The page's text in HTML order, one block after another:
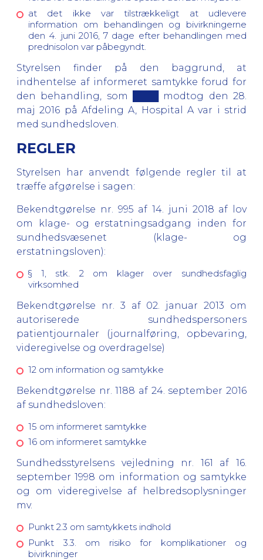
at det ikke var tilstrækkeligt at udlevere
information om behandlingen og bivirkningerne
den 4. juni 2016, 7 dage efter behandlingen med
prednisolon var påbegyndt.
Styrelsen finder på den baggrund, at
indhentelse af informeret samtykke forud for
den behandling, som ████ modtog den 28.
maj 2016 på Afdeling A, Hospital A var i strid
med sundhedsloven.
REGLER
Styrelsen har anvendt følgende regler til at
træffe afgørelse i sagen:
Bekendtgørelse nr. 995 af 14. juni 2018 af lov
om klage- og erstatningsadgang inden for
sundhedsvæsenet (klage- og
erstatningsloven):
§ 1, stk. 2 om klager over sundhedsfaglig
virksomhed
Bekendtgørelse nr. 3 af 02. januar 2013 om
autoriserede sundhedspersoners
patientjournaler (journalføring, opbevaring,
videregivelse og overdragelse)
12 om information og samtykke
Bekendtgørelse nr. 1188 af 24. september 2016
af sundhedsloven:
15 om informeret samtykke
16 om informeret samtykke
Sundhedsstyrelsens vejledning nr. 161 af 16.
september 1998 om information og samtykke
og om videregivelse af helbredsoplysninger
mv.
Punkt 2.3 om samtykkets indhold
Punkt 3.3. om risiko for komplikationer og
bivirkninger